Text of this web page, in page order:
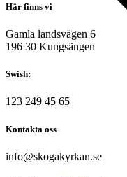
Här finns vi
Gamla landsvägen 6
196 30 Kungsängen
Swish:
123 249 45 65
Kontakta oss
info@skogakyrkan.se